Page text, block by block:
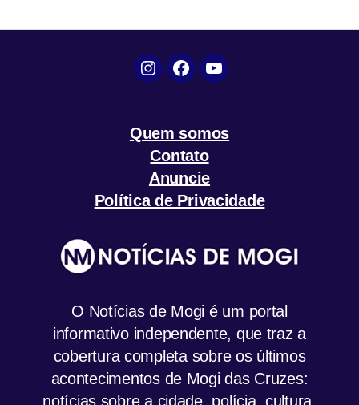
k p m
Instagram
FacebookYouTube
Quem somos
Contato
Anuncie
Política de Privacidade
O Notícias de Mogi é um portal
informativo independente, que traz a
cobertura completa sobre os últimos
acontecimentos de Mogi das Cruzes:
notícias sobre a cidade, polícia, cultura,